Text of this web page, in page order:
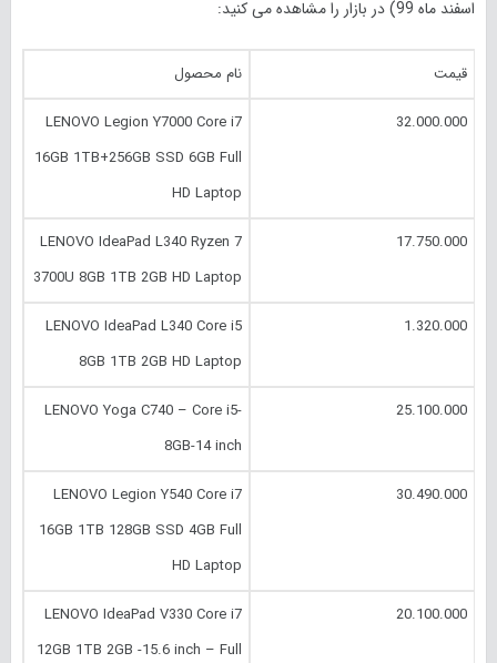
اسفند ماه 99) در بازار را مشاهده می کنید:
قیمت نام محصول
32.000.000
LENOVO Legion Y7000 Core i7
16GB 1TB+256GB SSD 6GB Full
HD Laptop
17.750.000
LENOVO IdeaPad L340 Ryzen 7
3700U 8GB 1TB 2GB HD Laptop
1.320.000
LENOVO IdeaPad L340 Core i5
8GB 1TB 2GB HD Laptop
25.100.000
LENOVO Yoga C740 – Core i5-
8GB-14 inch
30.490.000
LENOVO Legion Y540 Core i7
16GB 1TB 128GB SSD 4GB Full
HD Laptop
20.100.000
LENOVO IdeaPad V330 Core i7
12GB 1TB 2GB -15.6 inch – Full